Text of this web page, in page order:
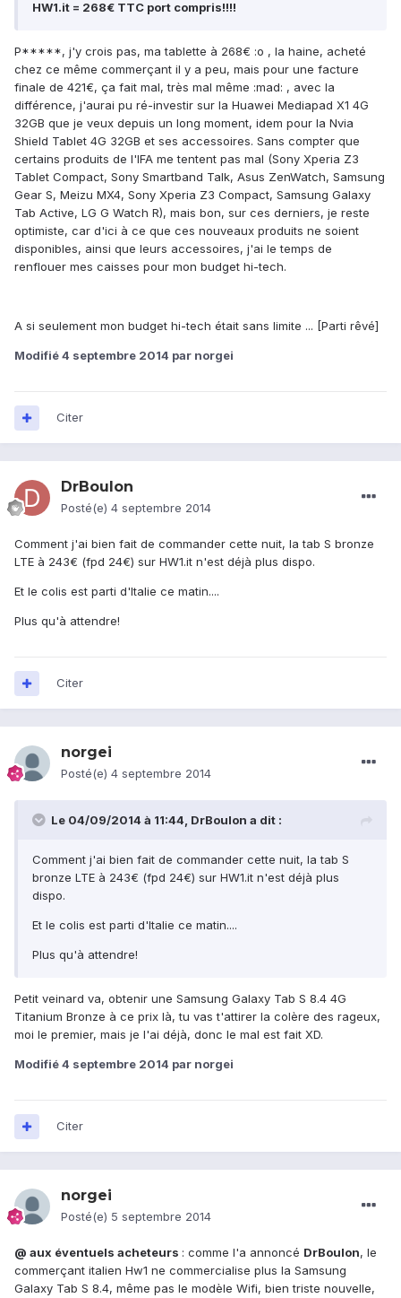
HW1.it = 268€ TTC port compris!!!!
P*****, j'y crois pas, ma tablette à 268€ :o , la haine, acheté
chez ce même commerçant il y a peu, mais pour une facture
finale de 421€, ça fait mal, très mal même :mad: , avec la
différence, j'aurai pu ré-investir sur la Huawei Mediapad X1 4G
32GB que je veux depuis un long moment, idem pour la Nvia
Shield Tablet 4G 32GB et ses accessoires. Sans compter que
certains produits de l'IFA me tentent pas mal (Sony Xperia Z3
Tablet Compact, Sony Smartband Talk, Asus ZenWatch, Samsung
Gear S, Meizu MX4, Sony Xperia Z3 Compact, Samsung Galaxy
Tab Active, LG G Watch R), mais bon, sur ces derniers, je reste
optimiste, car d'ici à ce que ces nouveaux produits ne soient
disponibles, ainsi que leurs accessoires, j'ai le temps de
renflouer mes caisses pour mon budget hi-tech.
A si seulement mon budget hi-tech était sans limite ... [Parti rêvé]
Modifié4 septembre 2014 par norgei
Citer
DrBoulon
Posté(e) 4 septembre 2014
Comment j'ai bien fait de commander cette nuit, la tab S bronze
LTE à 243€ (fpd 24€) sur HW1.it n'est déjà plus dispo.
Et le colis est parti d'Italie ce matin....
Plus qu'à attendre!
Citer
norgei
Posté(e) 4 septembre 2014
Le 04/09/2014 à 11:44, DrBoulon a dit :
Comment j'ai bien fait de commander cette nuit, la tab S
bronze LTE à 243€ (fpd 24€) sur HW1.it n'est déjà plus
dispo.
Et le colis est parti d'Italie ce matin....
Plus qu'à attendre!
Petit veinard va, obtenir une Samsung Galaxy Tab S 8.4 4G
Titanium Bronze à ce prix là, tu vas t'attirer la colère des rageux,
moi le premier, mais je l'ai déjà, donc le mal est fait XD.
Modifié4 septembre 2014 par norgei
Citer
norgei
Posté(e) 5 septembre 2014
@ aux éventuels acheteurs : comme l'a annoncé DrBoulon, le
commerçant italien Hw1 ne commercialise plus la Samsung
Galaxy Tab S 8.4, même pas le modèle Wifi, bien triste nouvelle,